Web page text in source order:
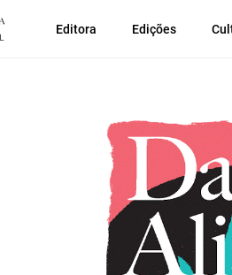
Editora Edições